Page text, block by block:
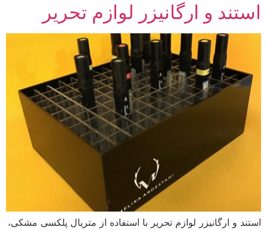
استند و ارگانیزر لوازم تحریر
استند و ارگانیزر لوازم تحریر با استفاده از متریال پلکسی مشکی،